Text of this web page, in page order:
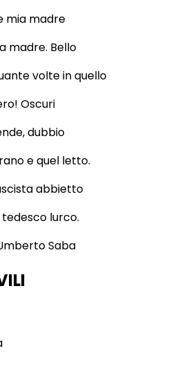
mia madre
madre. Bello
volte in quello
Oscuri
dubbio
e quel letto.
abbietto
lurco.
Saba